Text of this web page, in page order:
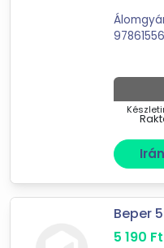
Schenopol Kft
MediaMarkt.hu
antikvárium
mostelado.hu
Szilágyi Üzletház
Új Könyvek
LEDMASTER
Easy-Shop Kft.
Beper
5 190 Ft